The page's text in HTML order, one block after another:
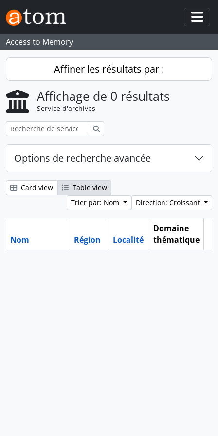
Skip to main content
Access to Memory
Affiner les résultats par :
Affichage de 0 résultats
Service d'archives
Options de recherche avancée
Card view
Table view
Trier par: Nom
Direction: Croissant
Nom Région Localité
Domaine
thématique